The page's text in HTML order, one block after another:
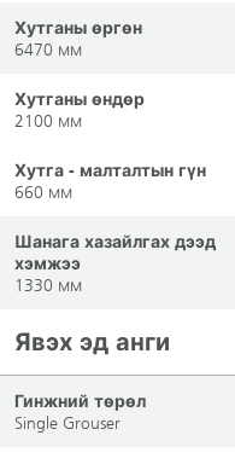
Хутганы өргөн
6470 мм
Хутганы өндөр
2100 мм
Хутга - малталтын гүн
660 мм
Шанага хазайлгах дээд
хэмжээ
1330 мм
Явэх эд анги
Гинжний төрөл
Single Grouser